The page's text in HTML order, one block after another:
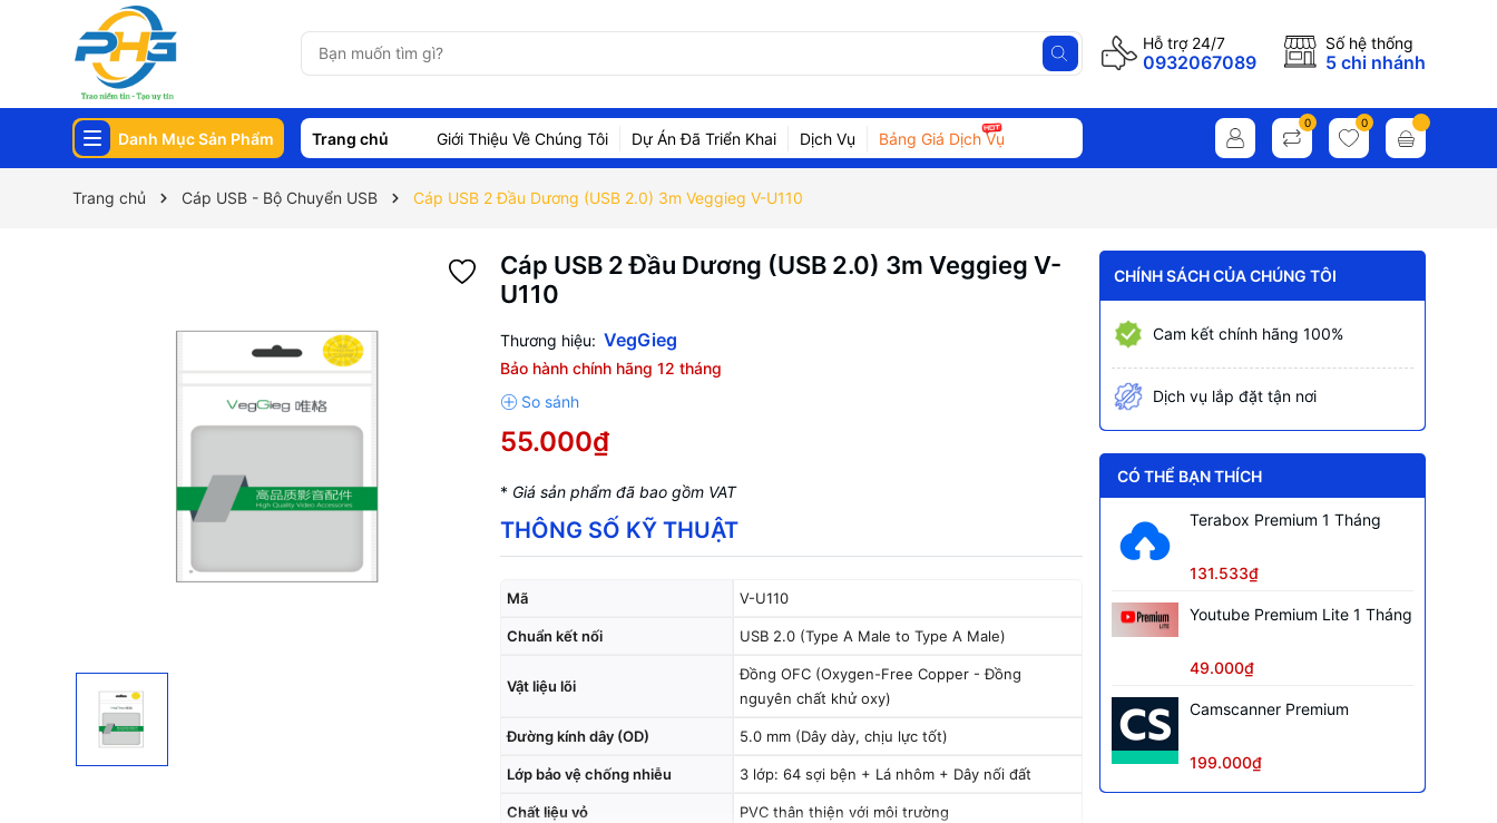
Hỗ trợ 24/7
0932067089
Số hệ thống
5 chi nhánh
Danh Mục Sản Phẩm Trang chủ Giới Thiệu Về Chúng Tôi Dự Án Đã Triển Khai Dịch Vụ Bảng Giá Dịch Vụ
0 0
Trang chủ Cáp USB - Bộ Chuyển USB Cáp USB 2 Đầu Dương (USB 2.0) 3m Veggieg V-U110
Cáp USB 2 Đầu Dương (USB 2.0) 3m Veggieg V-
U110
Thương hiệu: VegGieg
Bảo hành chính hãng 12 tháng
55.000₫
* Giá sản phẩm đã bao gồm VAT
THÔNG SỐ KỸ THUẬT
Mã V-U110
Chuẩn kết nối USB 2.0 (Type A Male to Type A Male)
Vật liệu lõi
Đồng OFC (Oxygen-Free Copper - Đồng
nguyên chất khử oxy)
Đường kính dây (OD) 5.0 mm (Dây dày, chịu lực tốt)
Lớp bảo vệ chống nhiễu 3 lớp: 64 sợi bện + Lá nhôm + Dây nối đất
Chất liệu vỏ PVC thân thiện với môi trường
CHÍNH SÁCH CỦA CHÚNG TÔI
Cam kết chính hãng 100%
Dịch vụ lắp đặt tận nơi
CÓ THỂ BẠN THÍCH
Terabox Premium 1 Tháng
131.533₫
Youtube Premium Lite 1 Tháng
49.000₫
Camscanner Premium
199.000₫